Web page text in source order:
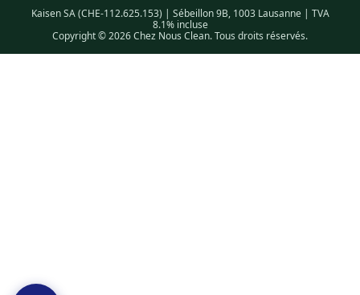
Kaisen SA (CHE-112.625.153) | Sébeillon 9B, 1003 Lausanne | TVA
8.1% incluse
Copyright © 2026 Chez Nous Clean. Tous droits réservés.